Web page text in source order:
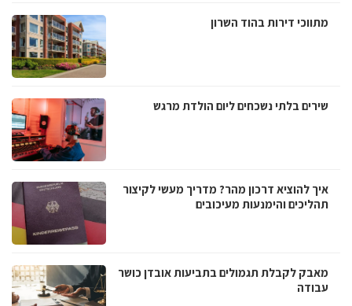
מתווכי דירות בהוד השרון
שירים בלתי נשכחים ליום הולדת מרגש
איך להוציא דרכון מהר? מדריך מעשי לקיצור
תהליכים והימנעות מעיכובים
מאבק לקבלת תגמולים בתביעות אובדן כושר
עבודה